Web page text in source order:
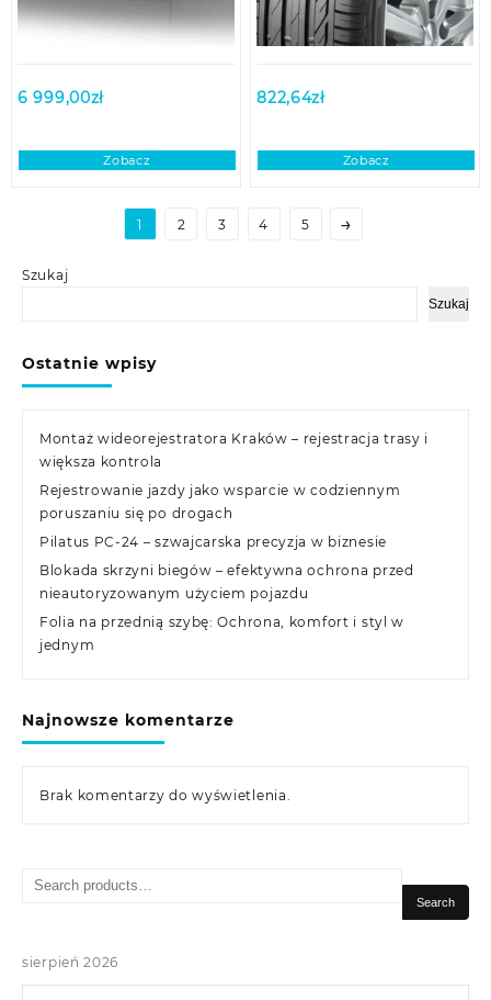
Szukaj
Szukaj
Ostatnie wpisy
Montaż wideorejestratora Kraków – rejestracja trasy i
większa kontrola
Rejestrowanie jazdy jako wsparcie w codziennym
poruszaniu się po drogach
Pilatus PC-24 – szwajcarska precyzja w biznesie
Blokada skrzyni biegów – efektywna ochrona przed
nieautoryzowanym użyciem pojazdu
Folia na przednią szybę: Ochrona, komfort i styl w
jednym
Najnowsze komentarze
Brak komentarzy do wyświetlenia.
6 999,00zł
Zobacz
822,64zł
Zobacz
1 2 3 4 5 →
Search
Search
sierpień 2026